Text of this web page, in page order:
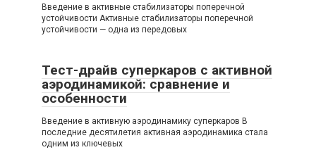
Введение в активные стабилизаторы поперечной
устойчивости Активные стабилизаторы поперечной
устойчивости — одна из передовых
Тест-драйв суперкаров с активной
аэродинамикой: сравнение и
особенности
Введение в активную аэродинамику суперкаров В
последние десятилетия активная аэродинамика стала
одним из ключевых